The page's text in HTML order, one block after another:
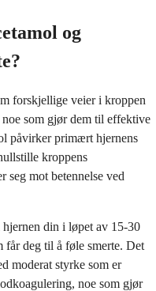
og
forskjellige veier i kroppen
noe som gjør dem til effektive
påvirker primært hjernens
kroppens
seg mot betennelse ved
din i løpet av 15-30
får deg til å føle smerte. Det
moderat styrke som er
noe som gjør